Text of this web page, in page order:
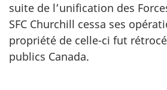
suite de l’unification des
SFC Churchill cessa ses
propriété de celle-ci fut
publics Canada.